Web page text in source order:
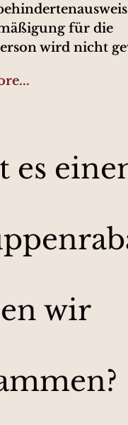
für die
wird nicht
es
wir